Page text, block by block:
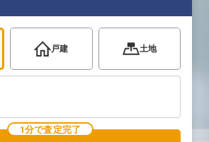
戸建 土地
1分で査定完了